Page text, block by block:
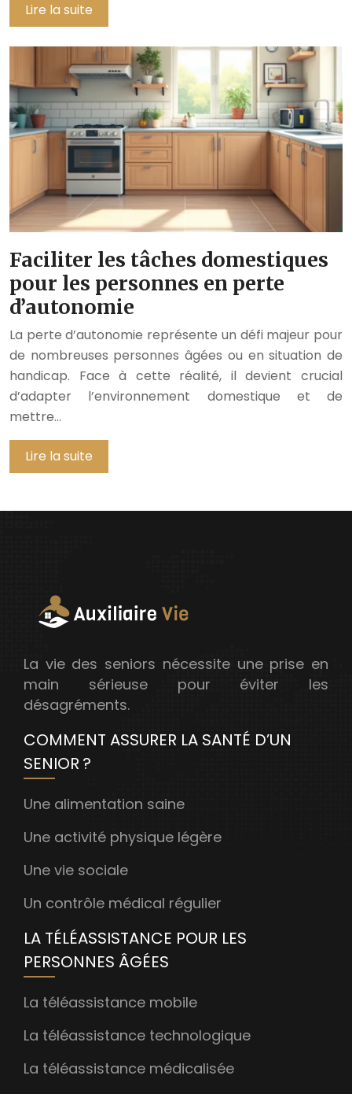
Lire la suite
Faciliter les tâches domestiques
pour les personnes en perte
d’autonomie
La perte d’autonomie représente un défi majeur pour
de nombreuses personnes âgées ou en situation de
handicap. Face à cette réalité, il devient crucial
d’adapter l’environnement domestique et de
mettre…
Lire la suite
La vie des seniors nécessite une prise en
main sérieuse pour éviter les
désagréments.
COMMENT ASSURER LA SANTÉ D’UN
SENIOR ?
Une alimentation saine
Une activité physique légère
Une vie sociale
Un contrôle médical régulier
LA TÉLÉASSISTANCE POUR LES
PERSONNES ÂGÉES
La téléassistance mobile
La téléassistance technologique
La téléassistance médicalisée